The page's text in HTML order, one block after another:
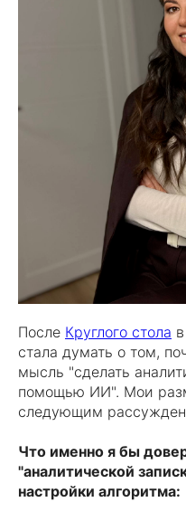
После Круглого стола
стала думать о том,
мысль "сделать
помощью ИИ". Мои
следующим
Что именно я бы
"аналитической
настройки алгоритма: